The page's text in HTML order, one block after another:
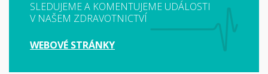
SLEDUJEME A KOMENTUJEME UDÁLOSTI
V NAŠEM ZDRAVOTNICTVÍ
WEBOVÉ STRÁNKY